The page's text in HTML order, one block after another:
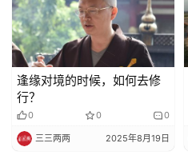
教
艺
术
政
策
法
规
逢缘对境的时候，如何去修
行？
0 0 0
三三两两 2025年8月19日